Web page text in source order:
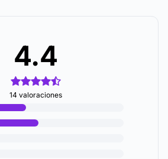
4.4
14 valoraciones